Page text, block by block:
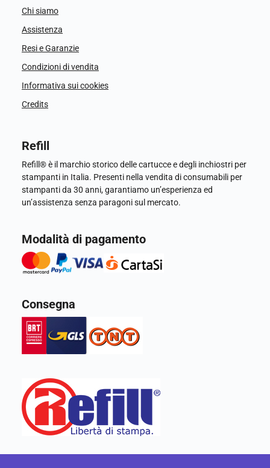
Chi siamo
Assistenza
Resi e Garanzie
Condizioni di vendita
Informativa sui cookies
Credits
Refill
Refill® è il marchio storico delle cartucce e degli inchiostri per
stampanti in Italia. Presenti nella vendita di consumabili per
stampanti da 30 anni, garantiamo un’esperienza ed
un’assistenza senza paragoni sul mercato.
Modalità di pagamento
Consegna